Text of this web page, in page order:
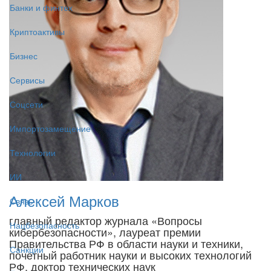
Банки и финтех
Криптоактивы
Бизнес
Сервисы
Соцсети
Импортозамещение
Технологии
ИИ
Связь
Нацбезопасность
Санкции
Алексей Марков
главный редактор журнала «Вопросы
кибербезопасности», лауреат премии
Правительства РФ в области науки и техники,
почетный работник науки и высоких технологий
РФ, доктор технических наук